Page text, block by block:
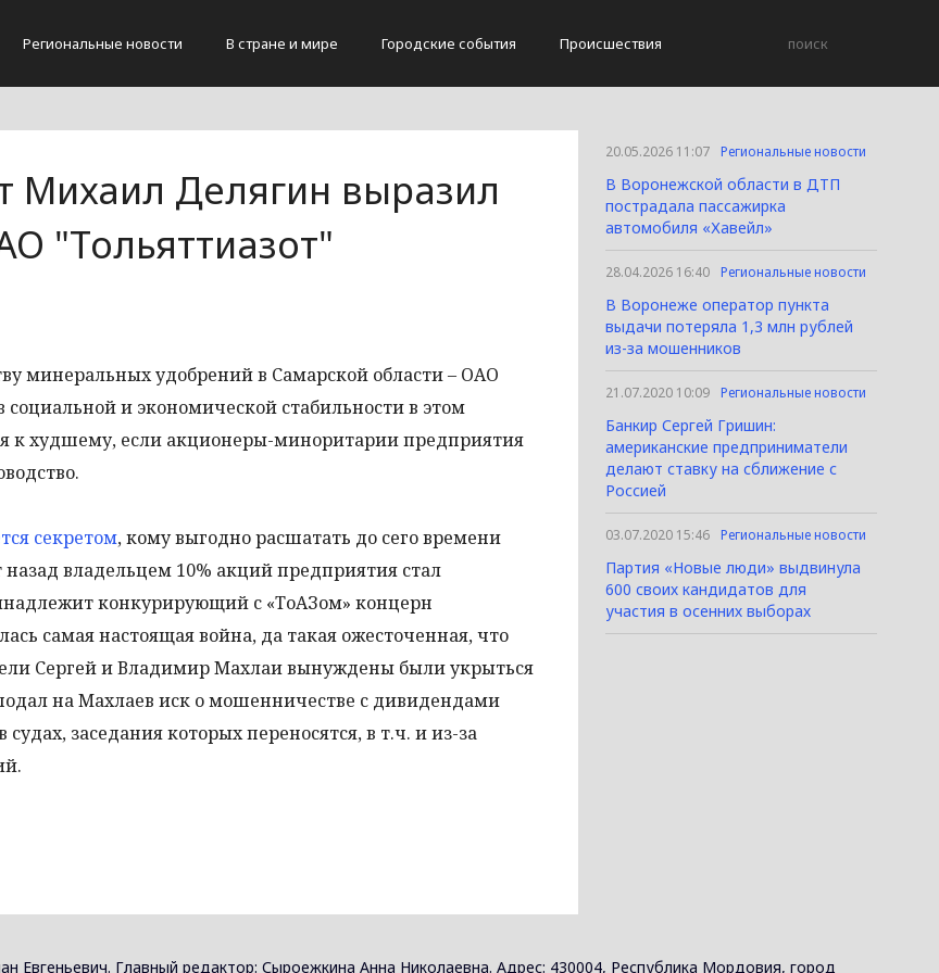
Региональные новости В стране и мире Городские события Происшествия
Михаил Делягин выразил
"Тольяттиазот"
минеральных удобрений в Самарской области – ОАО
социальной и экономической стабильности в этом
к худшему, если акционеры-миноритарии предприятия
секретом, кому выгодно расшатать до сего времени
владельцем 10% акций предприятия стал
конкурирующий с «ТоАЗом» концерн
самая настоящая война, да такая ожесточенная, что
Сергей и Владимир Махлаи вынуждены были укрыться
на Махлаев иск о мошенничестве с дивидендами
заседания которых переносятся, в т.ч. и из-за
20.05.2026 11:07 Региональные новости
В Воронежской области в ДТП
пострадала пассажирка
автомобиля «Хавейл»
28.04.2026 16:40 Региональные новости
В Воронеже оператор пункта
выдачи потеряла 1,3 млн рублей
из-за мошенников
21.07.2020 10:09 Региональные новости
Банкир Сергей Гришин:
американские предприниматели
делают ставку на сближение с
Россией
03.07.2020 15:46 Региональные новости
Партия «Новые люди» выдвинула
600 своих кандидатов для
участия в осенних выборах
Евгеньевич. Главный редактор: Сыроежкина Анна Николаевна. Адрес: 430004, Республика Мордовия, город